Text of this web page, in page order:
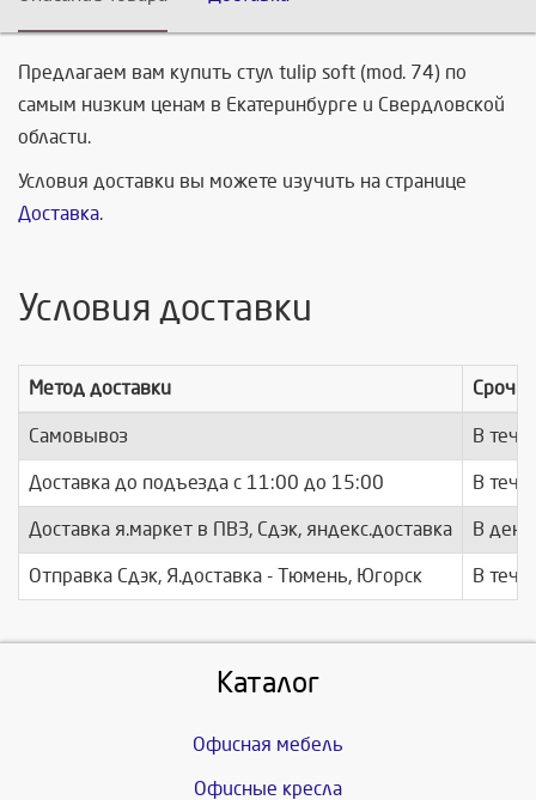
Предлагаем вам купить стул tulip soft (mod. 74) по
самым низким ценам в Екатеринбурге и Свердловской
области.
Условия доставки вы можете изучить на странице
Доставка.
Условия доставки
Метод доставки
Самовывоз В
Доставка до подъезда c 11:00 до 15:00 В
Доставка я.маркет в ПВЗ, Сдэк, яндекс.доставка В день
Отправка Сдэк, Я.доставка - Тюмень, Югорск В
Каталог
Офисная мебель
Офисные кресла